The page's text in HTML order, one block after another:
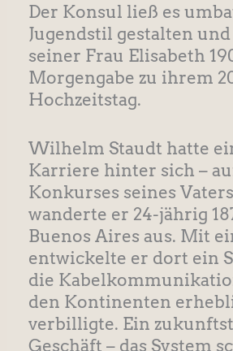
Der Konsul ließ es
Jugendstil gestalten
seiner Frau Elisabeth
Morgengabe zu ihrem
Hochzeitstag.
Wilhelm Staudt hatte
Karriere hinter sich –
Konkurses seines
wanderte er 24-jährig
Buenos Aires aus. Mit
entwickelte er dort ein
die
den Kontinenten
verbilligte. Ein
Geschäft – das System